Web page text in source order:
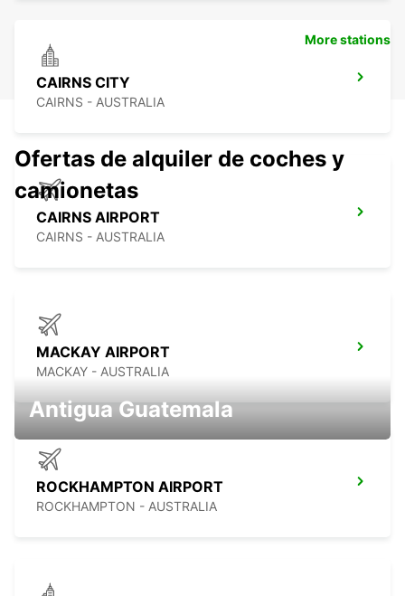
CAIRNS CITY
CAIRNS - AUSTRALIA
CAIRNS AIRPORT
CAIRNS - AUSTRALIA
MACKAY AIRPORT
MACKAY - AUSTRALIA
ROCKHAMPTON AIRPORT
ROCKHAMPTON - AUSTRALIA
More stations
Ofertas de alquiler de coches y
camionetas
Antigua Guatemala